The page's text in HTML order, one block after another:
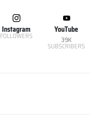
Instagram
FOLLOWERS
YouTube
39K
SUBSCRIBERS